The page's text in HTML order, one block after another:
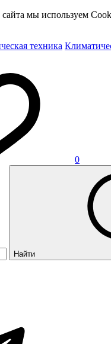
мы используем
0
Найти